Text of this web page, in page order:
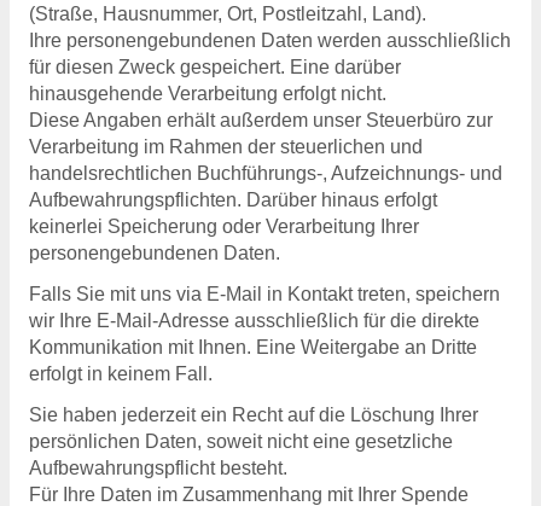
(Straße, Hausnummer, Ort, Postleitzahl, Land).
Ihre personengebundenen Daten werden ausschließlich
für diesen Zweck gespeichert. Eine darüber
hinausgehende Verarbeitung erfolgt nicht.
Diese Angaben erhält außerdem unser Steuerbüro zur
Verarbeitung im Rahmen der steuerlichen und
handelsrechtlichen Buchführungs-, Aufzeichnungs- und
Aufbewahrungspflichten. Darüber hinaus erfolgt
keinerlei Speicherung oder Verarbeitung Ihrer
personengebundenen Daten.
Falls Sie mit uns via E-Mail in Kontakt treten, speichern
wir Ihre E-Mail-Adresse ausschließlich für die direkte
Kommunikation mit Ihnen. Eine Weitergabe an Dritte
erfolgt in keinem Fall.
Sie haben jederzeit ein Recht auf die Löschung Ihrer
persönlichen Daten, soweit nicht eine gesetzliche
Aufbewahrungspflicht besteht.
Für Ihre Daten im Zusammenhang mit Ihrer Spende